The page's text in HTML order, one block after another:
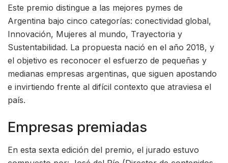
Este premio distingue a las mejores pymes de
Argentina bajo cinco categorías: conectividad global,
Innovación, Mujeres al mundo, Trayectoria y
Sustentabilidad. La propuesta nació en el año 2018, y
el objetivo es reconocer el esfuerzo de pequeñas y
medianas empresas argentinas, que siguen apostando
e invirtiendo frente al difícil contexto que atraviesa el
país.
Empresas premiadas
En esta sexta edición del premio, el jurado estuvo